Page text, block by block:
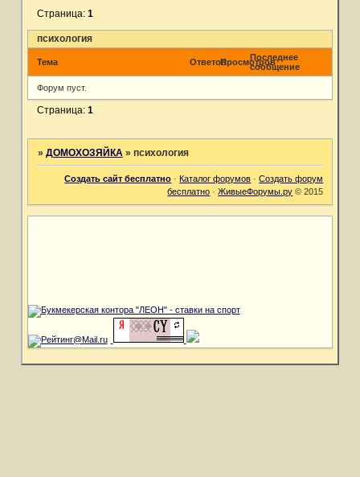
психология
Страница: 1
Тема ОтветовПросмотровПоследнее
сообщение
Форум пуст.
Страница: 1
» ДОМОХОЗЯЙКА » психология
Создать сайт бесплатно ·Каталог форумов ·Создать форум
бесплатно ·ЖивыеФорумы.ру © 2015